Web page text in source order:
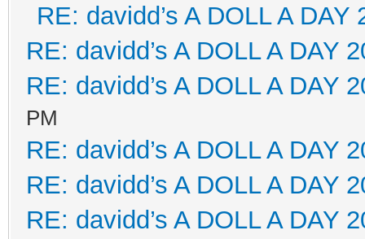
RE: davidd’s A DOLL A DAY
RE: davidd’s A DOLL A DAY
RE: davidd’s A DOLL A DAY
PM
RE: davidd’s A DOLL A DAY
RE: davidd’s A DOLL A DAY
RE: davidd’s A DOLL A DAY